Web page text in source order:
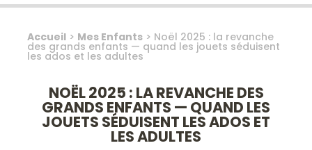
Accueil > Mes Enfants > Noël 2025 : la revanche
des grands enfants — quand les jouets séduisent
les ados et les adultes
NOËL 2025 : LA REVANCHE DES
GRANDS ENFANTS — QUAND LES
JOUETS SÉDUISENT LES ADOS ET
LES ADULTES